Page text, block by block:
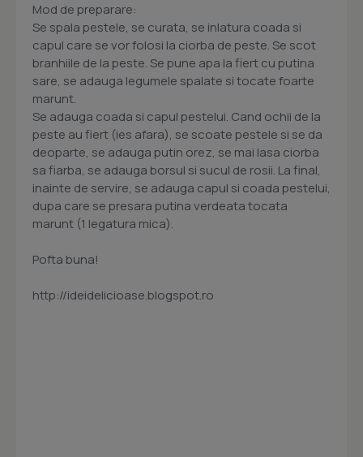
Mod de preparare:
Se spala pestele, se curata, se inlatura coada si
capul care se vor folosi la ciorba de peste. Se scot
branhiile de la peste. Se pune apa la fiert cu putina
sare, se adauga legumele spalate si tocate foarte
marunt.
Se adauga coada si capul pestelui. Cand ochii de la
peste au fiert (ies afara), se scoate pestele si se da
deoparte, se adauga putin orez, se mai lasa ciorba
sa fiarba, se adauga borsul si sucul de rosii. La final,
inainte de servire, se adauga capul si coada pestelui,
dupa care se presara putina verdeata tocata
marunt (1 legatura mica).
Pofta buna!
http://ideidelicioase.blogspot.ro